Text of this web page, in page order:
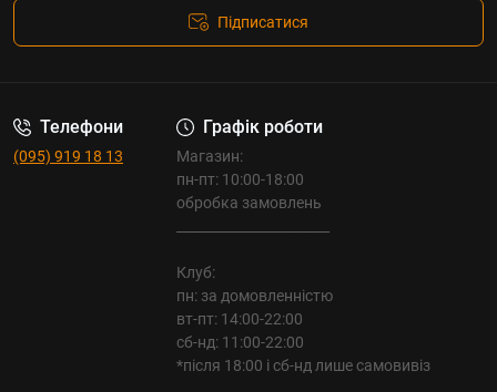
Підписатися
Телефони
(095) 919 18 13
Графік роботи
Магазин:
пн-пт: 10:00-18:00
обробка замовлень
Клуб:
пн: за домовленністю
вт-пт: 14:00-22:00
сб-нд: 11:00-22:00
*після 18:00 і сб-нд лише самовивіз